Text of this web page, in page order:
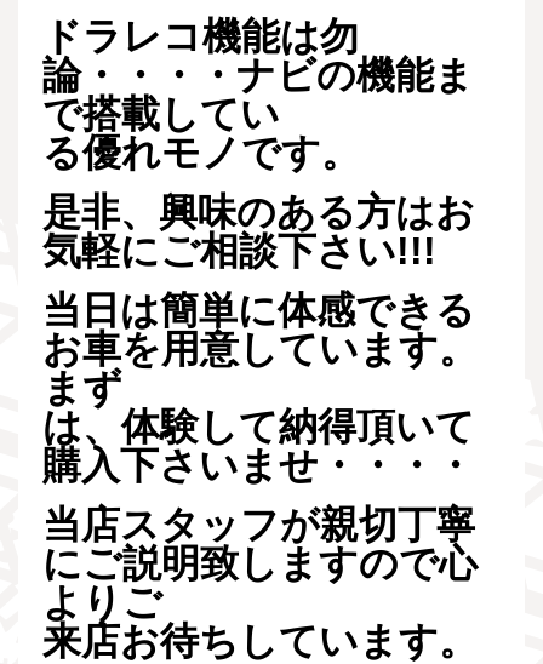
ドラレコ機能は勿
論・・・・ナビの機能ま
で搭載してい
る優れモノです。
是非、興味のある方はお
気軽にご相談下さい!!!
当日は簡単に体感できる
お車を用意しています。
まず
は、体験して納得頂いて
購入下さいませ・・・・
当店スタッフが親切丁寧
にご説明致しますので心
よりご
来店お待ちしています。